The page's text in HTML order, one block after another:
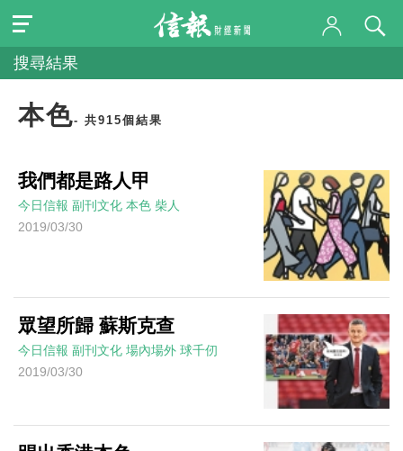
搜尋結果
本色- 共915個結果
我們都是路人甲
今日信報 副刊文化 本色 柴人
2019/03/30
眾望所歸 蘇斯克查
今日信報 副刊文化 場內場外 球千仞
2019/03/30